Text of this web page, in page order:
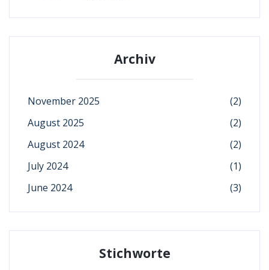
Archiv
November 2025
(2)
August 2025
(2)
August 2024
(2)
July 2024
(1)
June 2024
(3)
Stichworte